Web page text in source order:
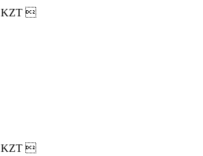
KZT 
KZT 